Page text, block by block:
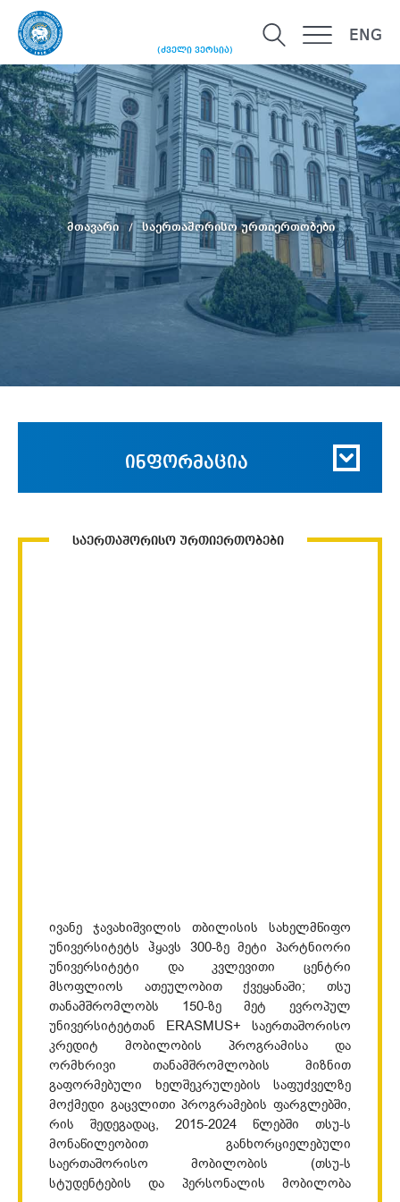
(ძველი ვერსია)
ENG
მთავარი საერთაშორისო ურთიერთობები
ინფორმაცია
საერთაშორისო ურთიერთობები
ივანე ჯავახიშვილის თბილისის სახელმწიფო
უნივერსიტეტს ჰყავს 300-ზე მეტი პარტნიორი
უნივერსიტეტი და კვლევითი ცენტრი
მსოფლიოს ათეულობით ქვეყანაში; თსუ
თანამშრომლობს 150-ზე მეტ ევროპულ
უნივერსიტეტთან ERASMUS+ საერთაშორისო
კრედიტ მობილობის პროგრამისა და
ორმხრივი თანამშრომლობის მიზნით
გაფორმებული ხელშეკრულების საფუძველზე
მოქმედი გაცვლითი პროგრამების ფარგლებში,
რის შედეგადაც, 2015-2024 წლებში თსუ-ს
მონაწილეობით განხორციელებული
საერთაშორისო მობილობის (თსუ-ს
სტუდენტების და პერსონალის მობილობა